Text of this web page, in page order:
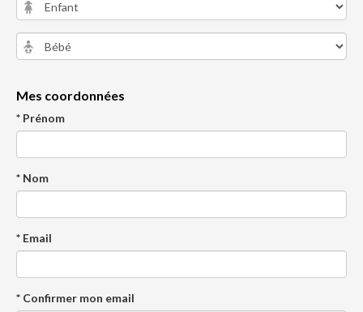
Mes coordonnées
* Prénom
* Nom
* Email
* Confirmer mon email